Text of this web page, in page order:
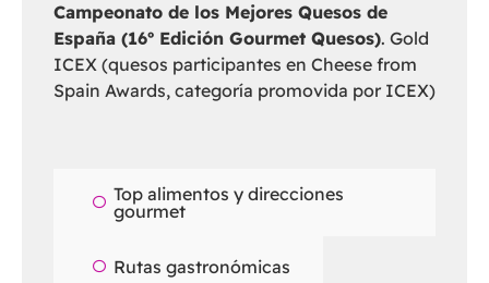
Campeonato de los Mejores Quesos de
España (16º Edición Gourmet Quesos). Gold
ICEX (quesos participantes en Cheese from
Spain Awards, categoría promovida por ICEX)
Top alimentos y direcciones
gourmet
Rutas gastronómicas